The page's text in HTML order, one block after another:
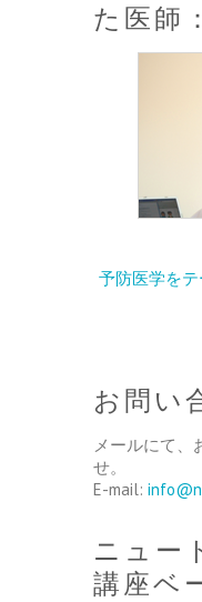
た医師
予防医学を
お問い
メールにて、
せ。
E-mail:
ニュー
講座ベ